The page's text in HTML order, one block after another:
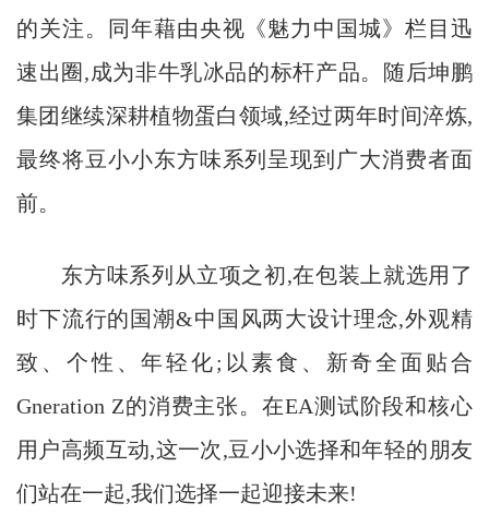
的关注。同年藉由央视《魅力中国城》栏目迅
速出圈,成为非牛乳冰品的标杆产品。随后坤鹏
集团继续深耕植物蛋白领域,经过两年时间淬炼,
最终将豆小小东方味系列呈现到广大消费者面
前。
东方味系列从立项之初,在包装上就选用了
时下流行的国潮&中国风两大设计理念,外观精
致、个性、年轻化;以素食、新奇全面贴合
Gneration Z的消费主张。在EA测试阶段和核心
用户高频互动,这一次,豆小小选择和年轻的朋友
们站在一起,我们选择一起迎接未来!